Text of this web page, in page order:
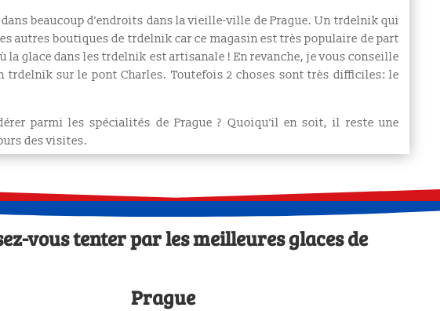
beaucoup d’endroits dans la vieille-ville de Prague. Un trdelnik qui
autres boutiques de trdelnik car ce magasin est très populaire de part
la glace dans les trdelnik est artisanale ! En revanche, je vous conseille
trdelnik sur le pont Charles. Toutefois 2 choses sont très difficiles: le
parmi les spécialités de Prague ? Quoiqu’il en soit, il reste une
des visites.
vous tenter par les meilleures glaces de
Prague